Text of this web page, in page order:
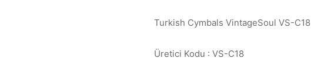
Turkish Cymbals VintageSoul VS-C18
Üretici Kodu : VS-C18